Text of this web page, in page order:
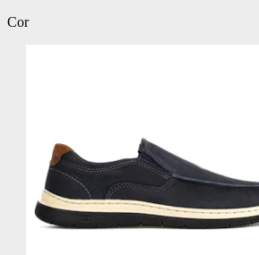
Cor